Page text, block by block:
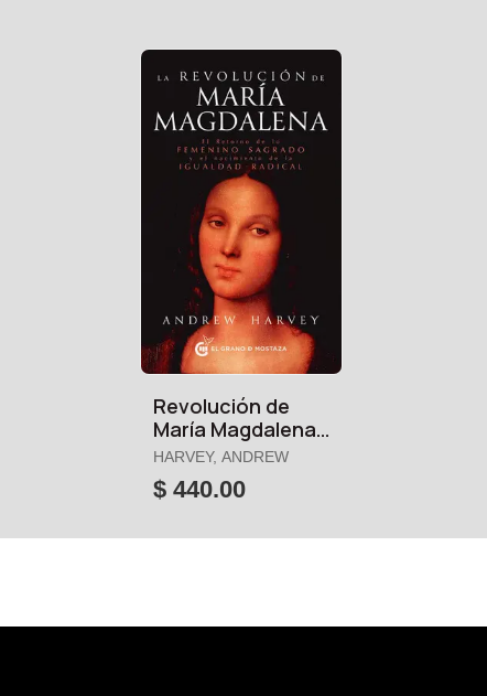
Revolución de
María Magdalena,
la
HARVEY, ANDREW
$ 440.00